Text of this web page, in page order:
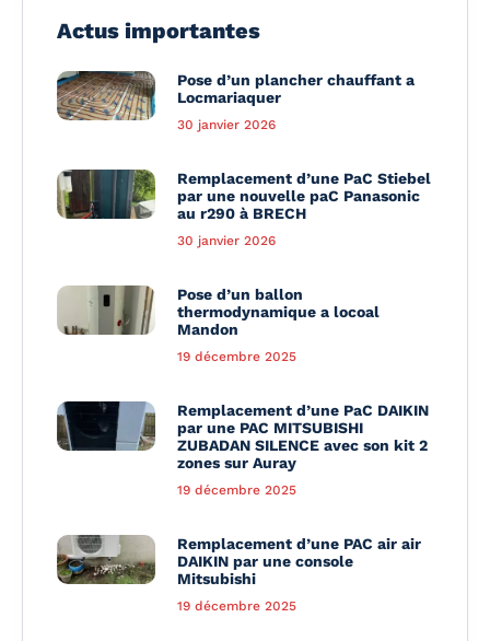
Actus importantes
Pose d’un plancher chauffant a
Locmariaquer
30 janvier 2026
Remplacement d’une PaC Stiebel
par une nouvelle paC Panasonic
au r290 à BRECH
30 janvier 2026
Pose d’un ballon
thermodynamique a locoal
Mandon
19 décembre 2025
Remplacement d’une PaC DAIKIN
par une PAC MITSUBISHI
ZUBADAN SILENCE avec son kit 2
zones sur Auray
19 décembre 2025
Remplacement d’une PAC air air
DAIKIN par une console
Mitsubishi
19 décembre 2025